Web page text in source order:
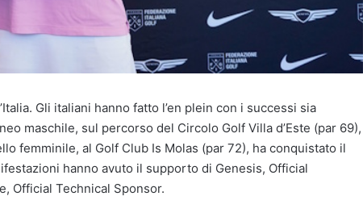
Gli italiani hanno fatto l’en plein con i successi sia
maschile, sul percorso del Circolo Golf Villa d’Este (par 69),
femminile, al Golf Club Is Molas (par 72), ha conquistato il
hanno avuto il supporto di Genesis, Official
Official Technical Sponsor.